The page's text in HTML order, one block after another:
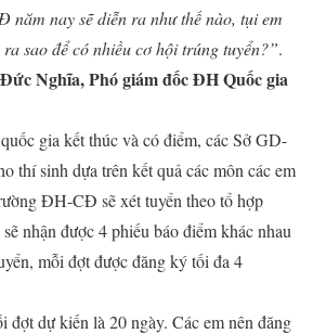
năm nay sẽ diễn ra như thế nào, tụi em
sao để có nhiều cơ hội trúng tuyển?”.
Nghĩa, Phó giám đốc ĐH Quốc gia
gia kết thúc và có điểm, các Sở GD-
thí sinh dựa trên kết quả các môn các em
ĐH-CĐ sẽ xét tuyển theo tổ hợp
nhận được 4 phiếu báo điểm khác nhau
mỗi đợt được đăng ký tối đa 4
đợt dự kiến là 20 ngày. Các em nên đăng